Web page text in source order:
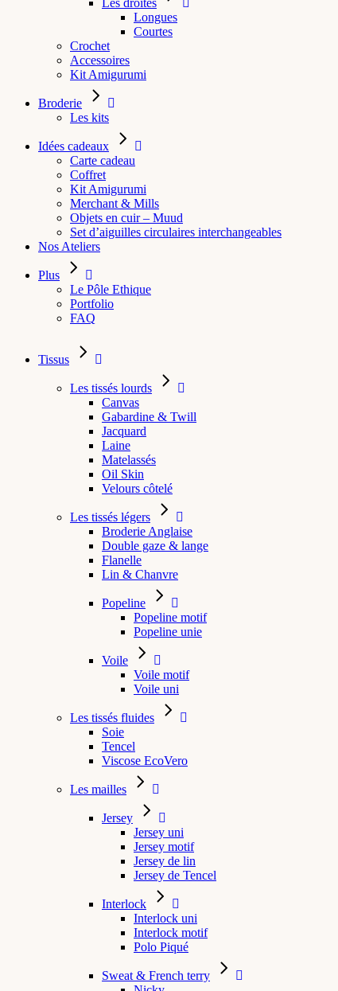
Les droites
Longues
Courtes
Crochet
Accessoires
Kit Amigurumi
Broderie
Les kits
Idées cadeaux
Carte cadeau
Coffret
Kit Amigurumi
Merchant & Mills
Objets en cuir – Muud
Set d’aiguilles circulaires interchangeables
Nos Ateliers
Plus
Le Pôle Ethique
Portfolio
FAQ
Tissus
Les tissés lourds
Canvas
Gabardine & Twill
Jacquard
Laine
Matelassés
Oil Skin
Velours côtelé
Les tissés légers
Broderie Anglaise
Double gaze & lange
Flanelle
Lin & Chanvre
Popeline
Popeline motif
Popeline unie
Voile
Voile motif
Voile uni
Les tissés fluides
Soie
Tencel
Viscose EcoVero
Les mailles
Jersey
Jersey uni
Jersey motif
Jersey de lin
Jersey de Tencel
Interlock
Interlock uni
Interlock motif
Polo Piqué
Sweat & French terry